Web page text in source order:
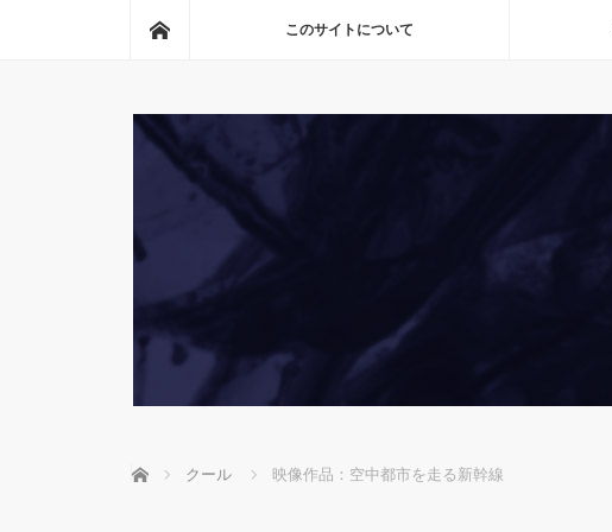
このサイトについて
ホーム クール 映像作品：空中都市を走る新幹線